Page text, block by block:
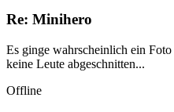
Re: Minihero
Es ginge wahrscheinlich ein
keine Leute abgeschnitten...
Offline